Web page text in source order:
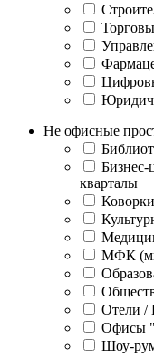
Не офисные
Бизнес-
кварталы
МФК
Отели /
Офисы
Шоу-